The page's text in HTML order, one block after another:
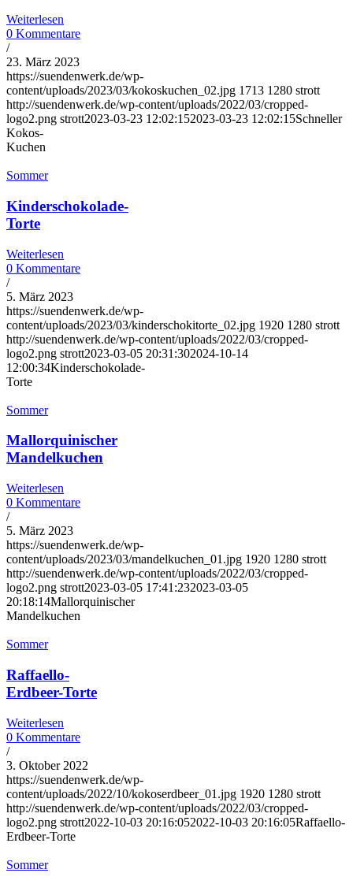
Weiterlesen
0 Kommentare
/
23. März 2023
https://suendenwerk.de/wp-
content/uploads/2023/03/kokoskuchen_02.jpg 1713 1280 strott
http://suendenwerk.de/wp-content/uploads/2022/03/cropped-
logo2.png strott2023-03-23 12:02:152023-03-23 12:02:15Schneller
Kokos-
Kuchen
Sommer
Kinderschokolade-
Torte
Weiterlesen
0 Kommentare
/
5. März 2023
https://suendenwerk.de/wp-
content/uploads/2023/03/kinderschokitorte_02.jpg 1920 1280 strott
http://suendenwerk.de/wp-content/uploads/2022/03/cropped-
logo2.png strott2023-03-05 20:31:302024-10-14
12:00:34Kinderschokolade-
Torte
Sommer
Mallorquinischer
Mandelkuchen
Weiterlesen
0 Kommentare
/
5. März 2023
https://suendenwerk.de/wp-
content/uploads/2023/03/mandelkuchen_01.jpg 1920 1280 strott
http://suendenwerk.de/wp-content/uploads/2022/03/cropped-
logo2.png strott2023-03-05 17:41:232023-03-05
20:18:14Mallorquinischer
Mandelkuchen
Sommer
Raffaello-
Erdbeer-Torte
Weiterlesen
0 Kommentare
/
3. Oktober 2022
https://suendenwerk.de/wp-
content/uploads/2022/10/kokoserdbeer_01.jpg 1920 1280 strott
http://suendenwerk.de/wp-content/uploads/2022/03/cropped-
logo2.png strott2022-10-03 20:16:052022-10-03 20:16:05Raffaello-
Erdbeer-Torte
Sommer